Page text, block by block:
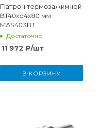
Патрон термозажимной
BT40xd4x80 мм
MAS403BT
Достаточно
11 972 ₽/шт
В КОРЗИНУ